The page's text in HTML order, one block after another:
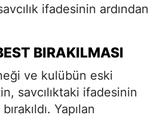
ifadesinin ardından
BIRAKILMASI
ve kulübün eski
savcılıktaki ifadesinin
Yapılan